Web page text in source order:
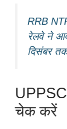
RRB
रेलवे ने
दिसंबर
चेक करें